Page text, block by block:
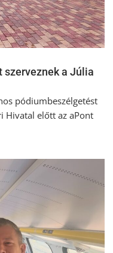
a Júlia
pódiumbeszélgetést
Hivatal előtt az aPont